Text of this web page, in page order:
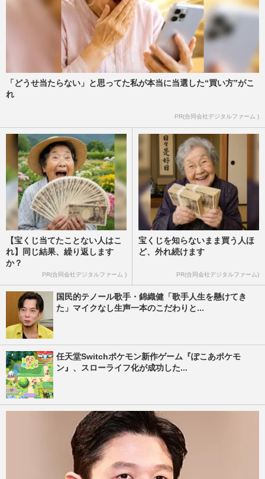
「どうせ当たらない」と思ってた私が本当に当選した“買い方”がこ
れ
PR(合同会社デジタルファーム )
【宝くじ当てたことない人はこ
れ】同じ結果、繰り返します
か？
PR(合同会社デジタルファーム )
宝くじを知らないまま買う人ほ
ど、外れ続けます
PR(合同会社デジタルファーム)
国民的テノール歌手・錦織健「歌手人生を懸けてき
た」マイクなし生声一本のこだわりと...
任天堂Switchポケモン新作ゲーム『ぽこあポケモ
ン』、スローライフ化が成功した...